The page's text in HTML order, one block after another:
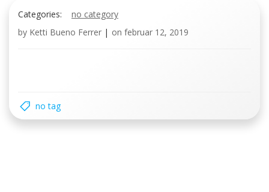
Categories:
no category
by Ketti Bueno Ferrer | on februar 12, 2019
no tag